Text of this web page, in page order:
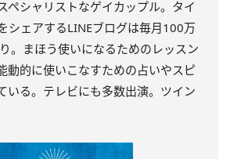
ペシャリストなゲイカップル。タイ
シェアするLINEブログは毎月100万
。まほう使いになるためのレッスン
動的に使いこなすための占いやスピ
いる。テレビにも多数出演。ツイン